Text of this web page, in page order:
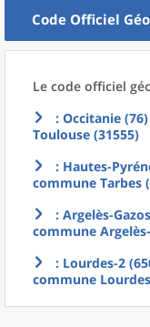
Code Officiel
Le code officiel
: Occitanie (76)
Toulouse (31555)
: Hautes-
commune Tarbes
: Argelès-
commune
: Lourdes-2
commune